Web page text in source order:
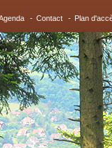
- Contact - Plan